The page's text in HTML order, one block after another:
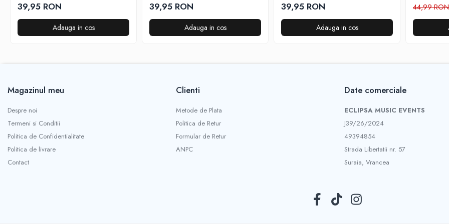
butoane dedicate Youtube si Netflix,
TEMIX®, baterii incluse
39,95 RON
Adauga in cos
incluse
39,95 RON
Adauga in cos
TEMIX® neagra, baterii incluse
39,95 RON
Adauga in cos
dedicate
Video,
44,99
Magazinul meu
Despre noi
Termeni si Conditii
Politica de Confidentialitate
Politica de livrare
Contact
Clienti
Metode de Plata
Politica de Retur
Formular de Retur
ANPC
Date comerciale
ECLIPSA MUSIC EVENTS
J39/26/2024
49394854
Strada Libertatii nr. 57
Suraia, Vrancea